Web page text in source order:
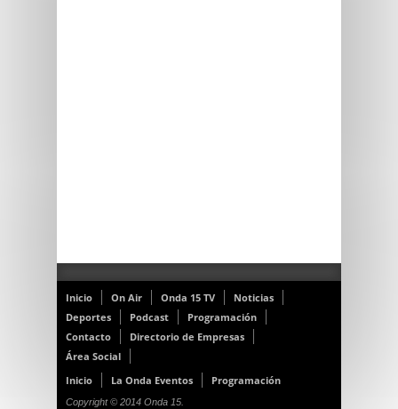
Inicio On Air Onda 15 TV
Noticias
Deportes
Podcast
Programación
Contacto
Directorio de Empresas
Área Social
Inicio
La Onda Eventos Programación
Copyright © 2014 Onda 15.